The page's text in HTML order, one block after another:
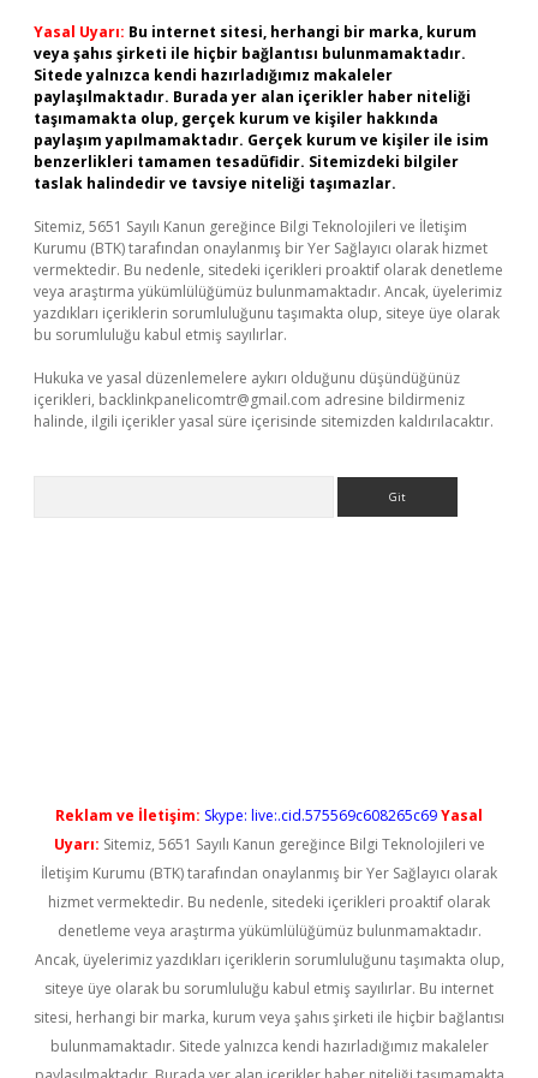
Yasal Uyarı: Bu internet sitesi, herhangi bir marka, kurum
veya şahıs şirketi ile hiçbir bağlantısı bulunmamaktadır.
Sitede yalnızca kendi hazırladığımız makaleler
paylaşılmaktadır. Burada yer alan içerikler haber niteliği
taşımamakta olup, gerçek kurum ve kişiler hakkında
paylaşım yapılmamaktadır. Gerçek kurum ve kişiler ile isim
benzerlikleri tamamen tesadüfidir. Sitemizdeki bilgiler
taslak halindedir ve tavsiye niteliği taşımazlar.
Sitemiz, 5651 Sayılı Kanun gereğince Bilgi Teknolojileri ve İletişim
Kurumu (BTK) tarafından onaylanmış bir Yer Sağlayıcı olarak hizmet
vermektedir. Bu nedenle, sitedeki içerikleri proaktif olarak denetleme
veya araştırma yükümlülüğümüz bulunmamaktadır. Ancak, üyelerimiz
yazdıkları içeriklerin sorumluluğunu taşımakta olup, siteye üye olarak
bu sorumluluğu kabul etmiş sayılırlar.
Hukuka ve yasal düzenlemelere aykırı olduğunu düşündüğünüz
içerikleri, backlinkpanelicomtr@gmail.com adresine bildirmeniz
halinde, ilgili içerikler yasal süre içerisinde sitemizden kaldırılacaktır.
Reklam ve İletişim: Skype: live:.cid.575569c608265c69Yasal
Uyarı: Sitemiz, 5651 Sayılı Kanun gereğince Bilgi Teknolojileri ve
İletişim Kurumu (BTK) tarafından onaylanmış bir Yer Sağlayıcı olarak
hizmet vermektedir. Bu nedenle, sitedeki içerikleri proaktif olarak
denetleme veya araştırma yükümlülüğümüz bulunmamaktadır.
Ancak, üyelerimiz yazdıkları içeriklerin sorumluluğunu taşımakta olup,
siteye üye olarak bu sorumluluğu kabul etmiş sayılırlar. Bu internet
sitesi, herhangi bir marka, kurum veya şahıs şirketi ile hiçbir bağlantısı
bulunmamaktadır. Sitede yalnızca kendi hazırladığımız makaleler